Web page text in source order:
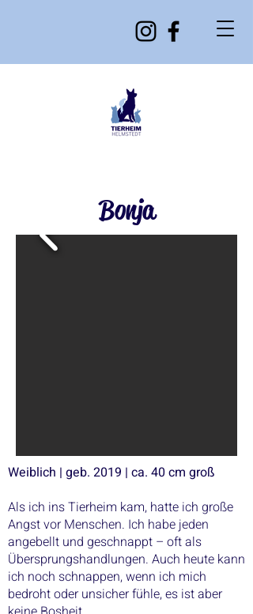
Bonja
Weiblich | geb. 2019 | ca. 40 cm groß
Als ich ins Tierheim kam, hatte ich große
Angst vor Menschen. Ich habe jeden
angebellt und geschnappt – oft als
Übersprungshandlungen. Auch heute kann
ich noch schnappen, wenn ich mich
bedroht oder unsicher fühle, es ist aber